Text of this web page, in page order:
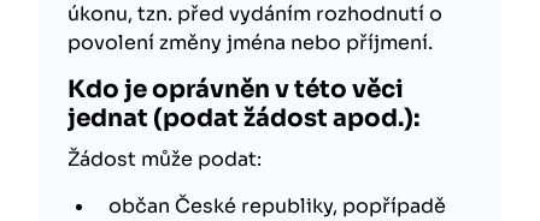
úkonu, tzn. před vydáním rozhodnutí o
povolení změny jména nebo příjmení.
Kdo je oprávněn v této věci
jednat (podat žádost apod.):
Žádost může podat:
občan České republiky, popřípadě